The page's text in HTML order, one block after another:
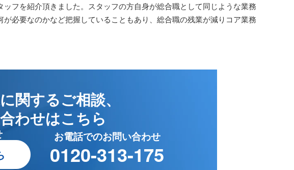
フを紹介頂きました。スタッフの方自身が総合職として同じような業務
必要なのかなど把握していることもあり、総合職の残業が減りコア業務
関するご相談、
わせはこちら
お電話でのお問い合わせ
0120-313-175